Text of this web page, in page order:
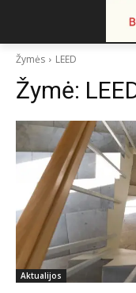
Žymės LEED
Žymė:
Aktualijos